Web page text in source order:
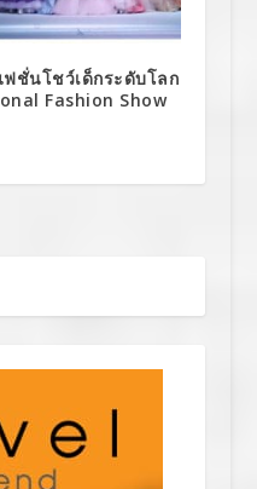
ชั่นโชว์เด็กระดับโลก
Fashion Show